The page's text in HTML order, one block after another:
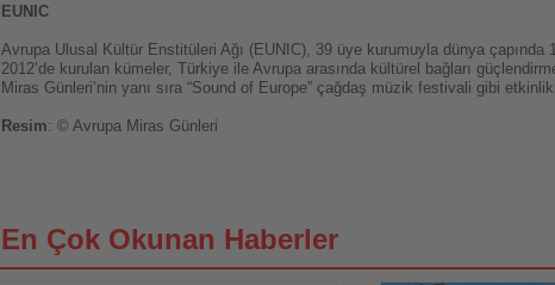
EUNIC
Avrupa Ulusal Kültür Enstitüleri Ağı (EUNIC), 39 üye kurumuyla dünya
2012’de kurulan kümeler, Türkiye ile Avrupa arasında kültürel bağları
Miras Günleri’nin yanı sıra “Sound of Europe” çağdaş müzik festivali gibi
Resim: © Avrupa Miras Günleri
En Çok Okunan Haberler